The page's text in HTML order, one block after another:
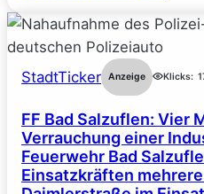
StadtTicker Anzeige Klicks:
FF Bad Salzuflen: Vier
Verrauchung einer
Feuerwehr Bad
Einsatzkräften